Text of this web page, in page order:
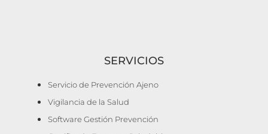
SERVICIOS
Servicio de Prevención Ajeno
Vigilancia de la Salud
Software Gestión Prevención